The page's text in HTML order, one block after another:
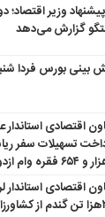
وزیر اقتصاد؛
گزارش می‌دهد
بورس فردا شنبه ۱۰ مرداد
اقتصادی استاندار
تسهیلات سفر
اقتصادی استاندار